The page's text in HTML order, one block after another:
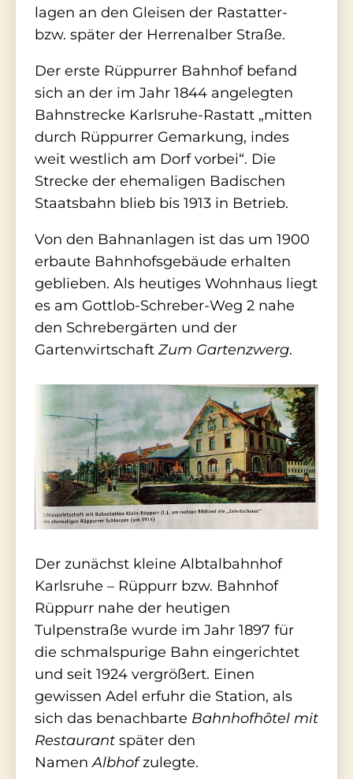
lagen an den Gleisen der Rastatter-
bzw. später der Herrenalber Straße.
Der erste Rüppurrer Bahnhof befand
sich an der im Jahr 1844 angelegten
Bahnstrecke Karlsruhe-Rastatt „mitten
durch Rüppurrer Gemarkung, indes
weit westlich am Dorf vorbei“. Die
Strecke der ehemaligen Badischen
Staatsbahn blieb bis 1913 in Betrieb.
Von den Bahnanlagen ist das um 1900
erbaute Bahnhofsgebäude erhalten
geblieben. Als heutiges Wohnhaus liegt
es am Gottlob-Schreber-Weg 2 nahe
den Schrebergärten und der
Gartenwirtschaft Zum Gartenzwerg.
Der zunächst kleine Albtalbahnhof
Karlsruhe – Rüppurr bzw. Bahnhof
Rüppurr nahe der heutigen
Tulpenstraße wurde im Jahr 1897 für
die schmalspurige Bahn eingerichtet
und seit 1924 vergrößert. Einen
gewissen Adel erfuhr die Station, als
sich das benachbarte Bahnhofhôtel mit
Restaurant später den
NamenAlbhofzulegte.